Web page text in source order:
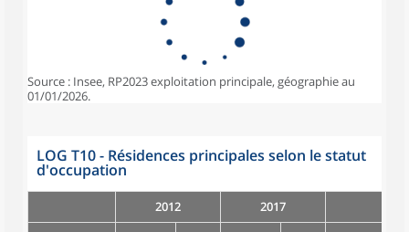
Source : Insee, RP2023 exploitation principale, géographie au
01/01/2026.
LOG T10 - Résidences principales selon le statut
d'occupation
2012 2017